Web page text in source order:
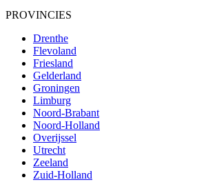
PROVINCIES
Drenthe
Flevoland
Friesland
Gelderland
Groningen
Limburg
Noord-Brabant
Noord-Holland
Overijssel
Utrecht
Zeeland
Zuid-Holland